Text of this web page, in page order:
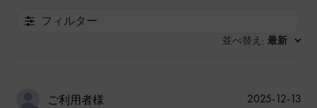
フィルター
並べ替え : 最新
ご利用者様
公
2025-12-13